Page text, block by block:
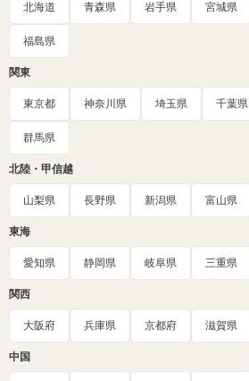
北海道 青森県 岩手県 宮城県
福島県
関東
東京都 神奈川県 埼玉県 千葉県
群馬県
北陸・甲信越
山梨県 長野県 新潟県 富山県
東海
愛知県 静岡県 岐阜県 三重県
関西
大阪府 兵庫県 京都府 滋賀県
中国